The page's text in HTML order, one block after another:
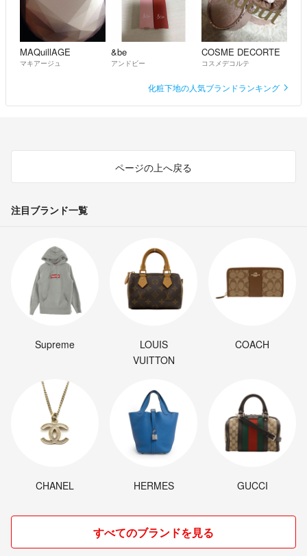
MAQuillAGE
マキアージュ
&be
アンドビー
COSME DECORTE
コスメデコルテ
化粧下地の人気ブランドランキング
ページの上へ戻る
注目ブランド一覧
Supreme
LOUIS
VUITTON
COACH
CHANEL HERMES GUCCI
すべてのブランドを見る